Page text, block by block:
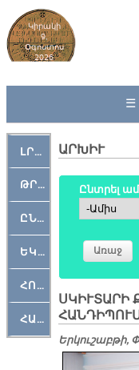
Կիրակի
9,
Օգոստոս
2026
☰
ԼՐԱՀՈՍ
ԹՐՔԱՀԱՅ ԿԵԱՆՔ
ԸՆԿԵՐԱՄՇԱԿՈՒԹԱՅԻՆ
ԵԿԵՂԵՑԱԿԱՆ
ՀՈԳԵՄՏԱՒՈՐ
ՀԱՐԹԱԿ
ԱՐԽԻՒ
Ընտրել
Ամիս
ՍԿԻՒՏԱՐԻ
Երկուշաբթի,